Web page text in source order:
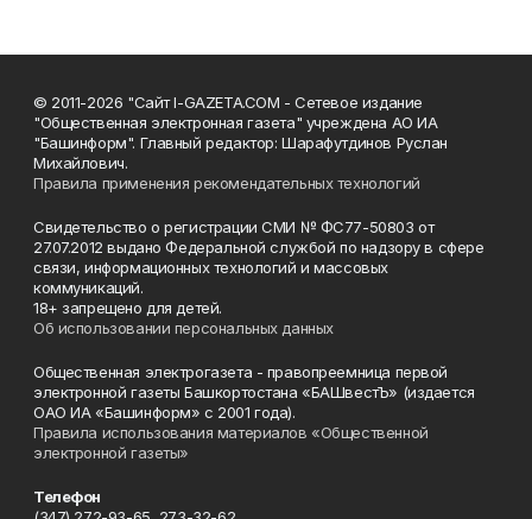
© 2011-2026 "Сайт I-GAZETA.COM - Сетевое издание
"Общественная электронная газета" учреждена АО ИА
"Башинформ". Главный редактор: Шарафутдинов Руслан
Михайлович.
Правила применения рекомендательных технологий
Свидетельство о регистрации СМИ № ФС77-50803 от
27.07.2012 выдано Федеральной службой по надзору в сфере
связи, информационных технологий и массовых
коммуникаций.
18+ запрещено для детей.
Об использовании персональных данных
Общественная электрогазета - правопреемница первой
электронной газеты Башкортостана «БАШвестЪ» (издается
ОАО ИА «Башинформ» с 2001 года).
Правила использования материалов «Общественной
электронной газеты»
Телефон